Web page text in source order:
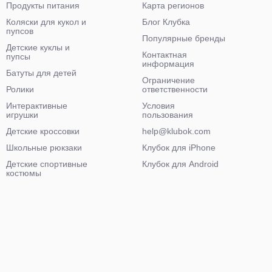
Продукты питания
Коляски для кукол и
пупсов
Детские куклы и
пупсы
Батуты для детей
Ролики
Интерактивные
игрушки
Детские кроссовки
Школьные рюкзаки
Детские спортивные
костюмы
Карта регионов
Блог Клубка
Популярные бренды
Контактная
информация
Ограничение
ответственности
Условия
пользования
help@klubok.com
Клубок для iPhone
Клубок для Android